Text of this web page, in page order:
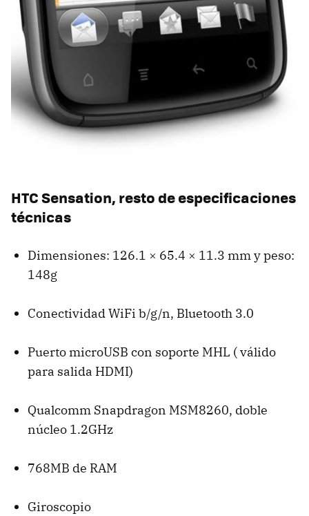
HTCSensation, resto de especificaciones
técnicas
Dimensiones: 126.1 × 65.4 × 11.3 mm y peso:
148g
Conectividad WiFi b/g/n, Bluetooth 3.0
Puerto microUSB con soporte MHL ( válido
para salida HDMI)
Qualcomm Snapdragon MSM8260, doble
núcleo 1.2GHz
768MB de RAM
Giroscopio